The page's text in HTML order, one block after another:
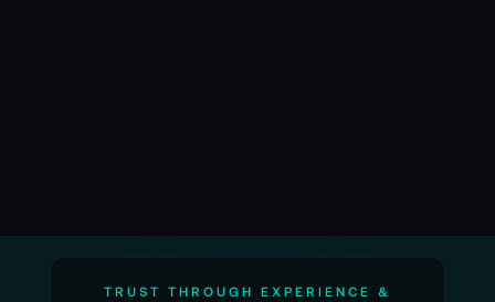
TRUST THROUGH EXPERIENCE &